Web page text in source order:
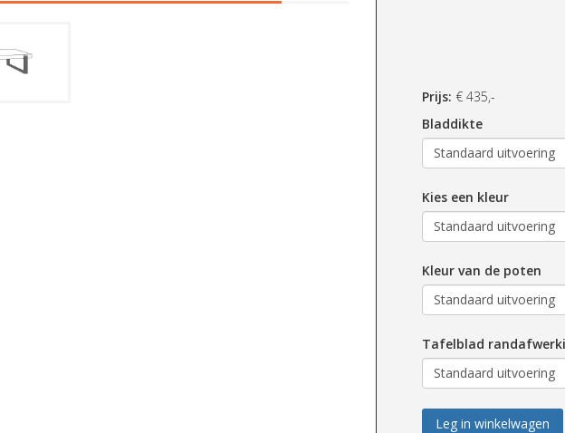
Prijs: € 435,-
Bladdikte
Kies een kleur
Kleur van de poten
Tafelblad
Leg in winkelwagen